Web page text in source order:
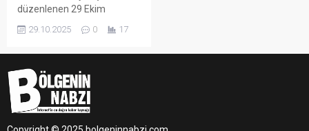
düzenlenen 29 Ekim
Cumhuriyet Bayramı Resim
ve Şiir Yarışması’nda
29.10.2025 0 17